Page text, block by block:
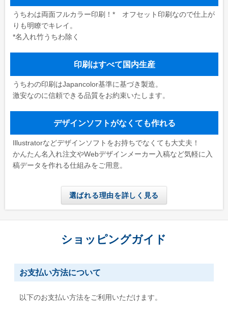
うちわは両面フルカラー印刷！* オフセット印刷なので仕上が
りも明瞭でキレイ。
*名入れ竹うちわ除く
印刷はすべて国内生産
うちわの印刷はJapancolor基準に基づき製造。
激安なのに信頼できる品質をお約束いたします。
デザインソフトがなくても作れる
Illustratorなどデザインソフトをお持ちでなくても大丈夫！
かんたん名入れ注文やWebデザインメーカー入稿など気軽に入
稿データを作れる仕組みをご用意。
選ばれる理由を詳しく見る
ショッピングガイド
お支払い方法について
以下のお支払い方法をご利用いただけます。